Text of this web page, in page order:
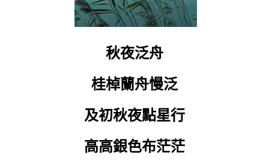
秋夜泛舟
桂棹蘭舟慢泛
及初秋夜點星行
高高銀色布茫茫